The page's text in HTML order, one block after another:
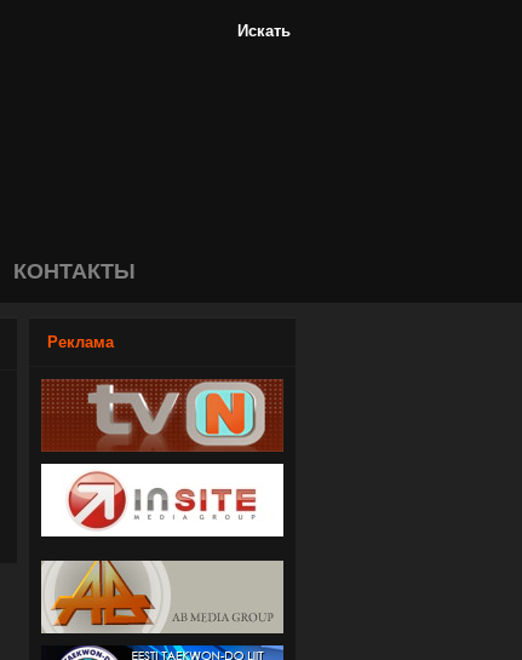
КОНТАКТЫ
Реклама